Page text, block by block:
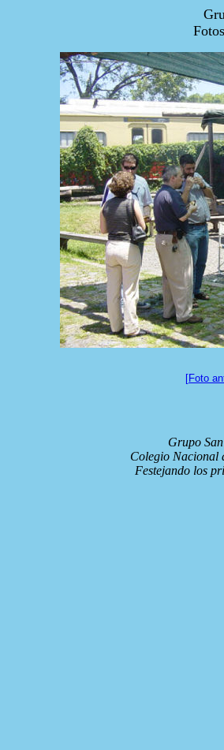
[Foto
Grupo
Colegio Nacional
Festejando los